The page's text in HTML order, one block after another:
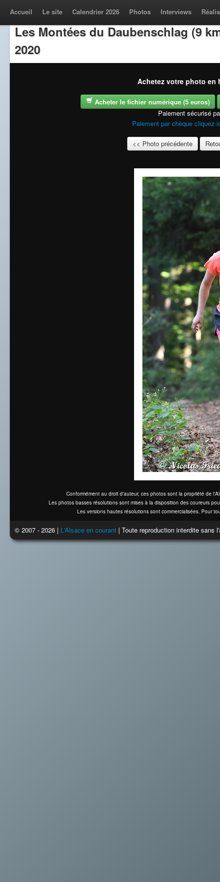
Accueil Le site Calendrier 2026 Photos Interviews
Les Montées du Daubenschlag (9
2020
Achetez votre photo en
Acheter le fichier numérique (5 euros)
Paiement sécurisé
Paiement par chèque cliquez
<< Photo précédente
Conformément au droit d'auteur, ces photos sont la propriété de
Les photos basses résolutions sont mises à la disposition des coureurs
Les versions hautes résolutions sont commercialisées. Pour
© 2007 - 2026 | L'Alsace en courant | Toute reproduction interdite sans